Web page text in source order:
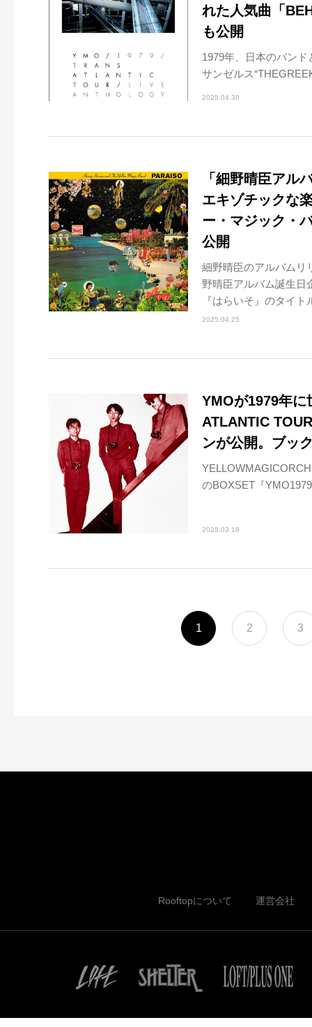
れた人気曲「
も公開
1979年、日本のバン
サンゼルス
2025.04.30
「細野晴臣アル
エキゾチックな
ー・マジック・
公開
細野晴臣のアルバムリ
野晴臣アルバム誕生日
『はらいそ』のタイ
2025.04.25
YMOが1979年に
ATLANTIC
ンが公開。ブッ
のBOXSET『
2025.03.18
1 2 3
Rooftopについて 運営会社